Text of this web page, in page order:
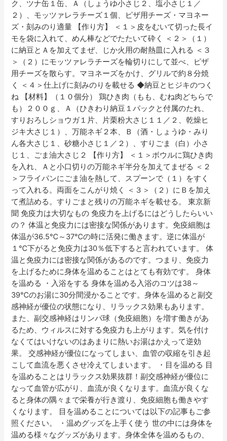
ク、ツナ缶１缶、Ａ（しょうゆ小さじ２、塩小さじ１／
２）、モッツァレラチーズ１個、ピザ用チーズ・マヨネー
ズ・刻みのり適量 【作り方】 ＜１＞皮をむいて切った長イ
モを袋に入れて、めん棒などでたたいて砕く ＜２＞（１）
に納豆とＡを加えてまぜ、じか火用の耐熱皿に入れる ＜３
＞（２）にモッツァレラチーズを輪切りにして並べ、ピザ
用チーズを散らす。マヨネーズをかけ、グリルで約８分焼
く ＜４＞仕上げに刻みのりを載せる ◆納豆とヒジキのつく
ね 【材料】（１０個分） 鶏ひき肉（もも、むね肉どちらで
も）２００ｇ、Ａ（ひきわり納豆１パックと付属のたれ、
すりおろしショウガ１片、片栗粉大さじ１１／２、乾燥ヒ
ジキ大さじ１）、万能ネギ２本、Ｂ（酒・しょうゆ・みり
ん各大さじ１、砂糖小さじ１／２）、すりごま（白）小さ
じ１、ごま油大さじ２ 【作り方】 ＜１＞ボウルに鶏ひき肉
を入れ、Ａと小口切りの万能ネギ半分を加えてまぜる ＜２
＞フライパンにごま油を熱して、スプーンで（１）をすく
って入れる。両面をこんがり焼く ＜３＞（２）にＢを加え
て煮詰める。すりごまと残りの万能ネギを載せる。 東京新
聞 免疫力は大切なもの 免疫力を上げるにはどうしたらいい
の？ 体温と免疫力には密接な関係があります。免疫細胞は
体温が36.5℃～37℃の時に活発に働きます。逆に体温が
１℃下がると免疫力は30％低下すると言われています。 体
温と免疫力には密接な関係があるのです。つまり、免疫力
を上げるために身体を温めることはとても有効です。 身体
を温める ・入浴をする 身体を温める入浴のコツは38～
39℃のお湯に30分間浸かることです。身体を温めると副交
感神経が優位の状態になり、リラックス効果もあります。
また、副交感神経はリンパ球（免疫細胞）を増す働きがあ
るため、ウィルスに対する免疫力も上がります。気を付け
なくてはいけないのはあまりに熱いお湯はかえって逆効
果。 交感神経が優位になってしまい、血管の収縮を引き起
こして血流を悪くさせ冷えてしまいます。 ・目を温める 目
を温めることはリラックス効果抜群！副交感神経が優位に
なって血管が広がり、血流が良くなります。血流が良くな
ると身体の隅々まで栄養が行き渡り、免疫細胞も働きやす
くなります。 目を温めることについては以下の記事もご参
照ください。 ・温めグッズを上手く使う 世の中には身体を
温める様々なグッズがあります。身体全体を温めるもの、